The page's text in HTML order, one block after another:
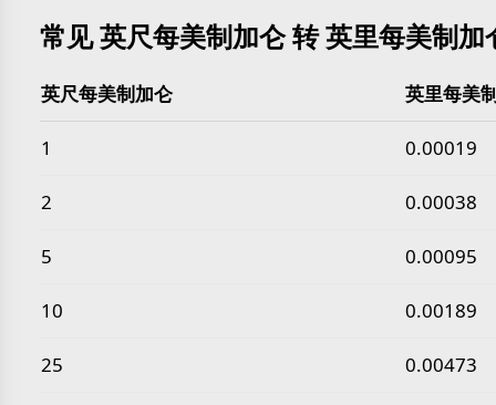
常见 英尺每美制加仑 转 英里每美制加
常见 英尺每美制加仑 转 英里每美制加仑 数值
英尺每美制加仑 英里每美
1 0.00019
2 0.00038
5 0.00095
10 0.00189
25 0.00473